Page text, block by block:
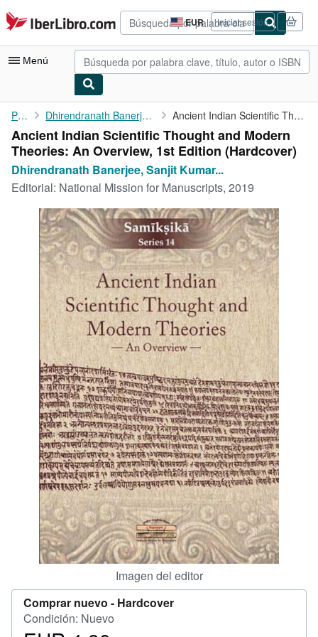
Pasar al contenido principal
IberLibro.com EUR
Preferencias
de
compra
del
Iniciar sesión
Menú
Mi cuenta
Consultar mis pedidos
Búsqueda avanzada
Colecciones
Libros antiguos
Arte y coleccionismo
Vendedores
Comenzar a vender
Ayuda
CERRAR
Portada Dhirendranath Banerjee, Sanjit Kumar Sadhukhan Ancient Indian Scientific Thought and Modern Theories: An ...
Ancient Indian Scientific Thought and Modern
Theories: An Overview, 1st Edition (Hardcover)
Dhirendranath Banerjee, Sanjit Kumar...
Editorial: National Mission for Manuscripts, 2019
Imagen del editor
Comprar nuevo - Hardcover
Condición: Nuevo